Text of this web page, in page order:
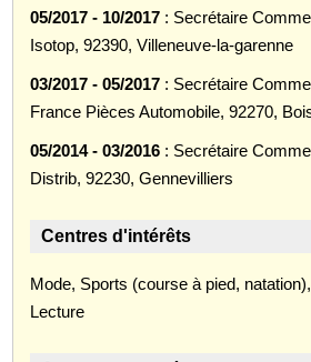
05/2017 - 10/2017 : Secrétaire
Isotop, 92390, Villeneuve-la-garenne
03/2017 - 05/2017 : Secrétaire
France Pièces Automobile, 92270,
05/2014 - 03/2016 : Secrétaire
Distrib, 92230, Gennevilliers
Centres d'intérêts
Mode, Sports (course à pied,
Lecture